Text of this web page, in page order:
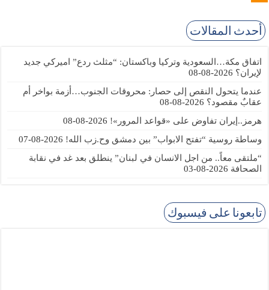
أحدث المقالات
اتفاق مكة…السعودية وتركيا وباكستان: “مثلث ردع” اميركي جديد
لإيران؟ 2026-08-08
عندما يتحول النقص إلى حصار: محروقات الجنوب…أزمة بواخر أم
عقابٌ مقصود؟ 2026-08-08
هرمز..إيران تفاوض على «قواعد المرور»! 2026-08-08
وساطة روسية “تفتح الابواب” بين دمشق وح.زب الله! 2026-08-07
“ملتقى معاً.. من اجل الانسان في لبنان” ينطلق بعد غد في نقابة
الصحافة 2026-08-03
تابعونا على فيسبوك